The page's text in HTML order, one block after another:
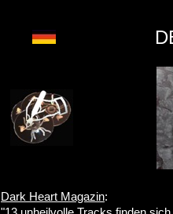
Dark Heart Magazin: